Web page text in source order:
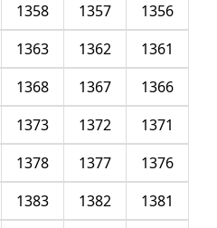
1356
1357
1358
1361
1362
1363
1366
1367
1368
1371
1372
1373
1376
1377
1378
1381
1382
1383